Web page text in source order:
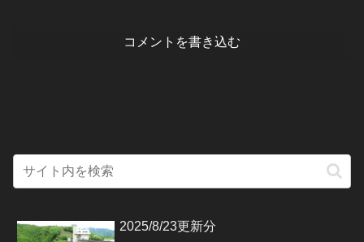
コメントを書き込む
2025/8/23更新分